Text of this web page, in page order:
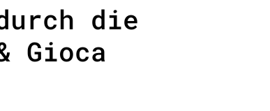
die
Gioca